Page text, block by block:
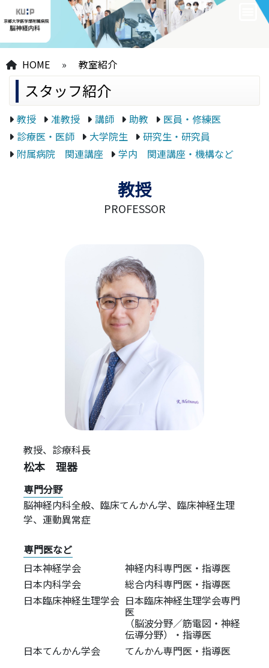
HOME » 教室紹介
スタッフ紹介
教授 准教授 講師 助教
医員・修練医
診療医・医師
大学院生
研究生・研究員
附属病院 関連講座
学内 関連講座・機構など
教授
PROFESSOR
教授、 診療科長
松本 理器
専門分野
脳神経内科全般、臨床てんかん学、臨床神経生理
学、運動異常症
専門医など
日本神経学会
神経内科専門医・指導医
日本内科学会
総合内科専門医・指導医
日本臨床神経生理学会 日本臨床神経生理学会専門
医
（脳波分野／筋電図・神経
伝導分野）・指導医
日本てんかん学会
てんかん専門医・指導医